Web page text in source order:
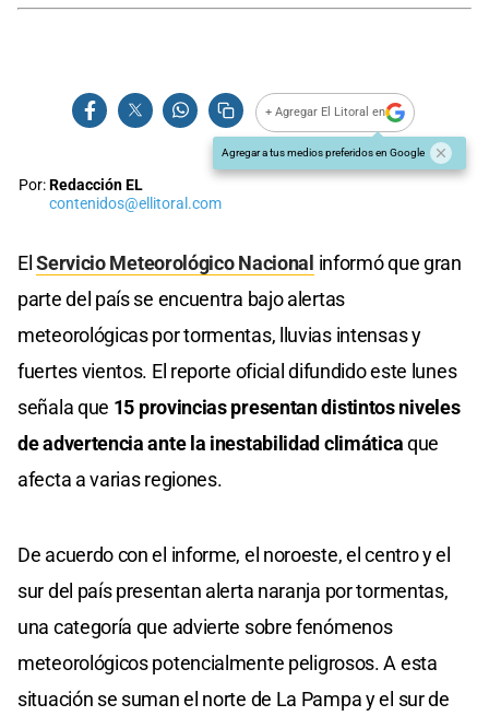
+ Agregar El Litoral en
Agregar a tus medios preferidos en Google
Por:Redacción EL
contenidos@ellitoral.com
ElServicio Meteorológico Nacional informó que gran
parte del país se encuentra bajo alertas
meteorológicas por tormentas, lluvias intensas y
fuertes vientos. El reporte oficial difundido este lunes
señala que 15 provincias presentan distintos niveles
de advertencia ante la inestabilidad climáticaque
afecta a varias regiones.
De acuerdo con el informe, el noroeste, el centro y el
sur del país presentan alerta naranja por tormentas,
una categoría que advierte sobre fenómenos
meteorológicos potencialmente peligrosos. A esta
situación se suman el norte de La Pampa y el sur de